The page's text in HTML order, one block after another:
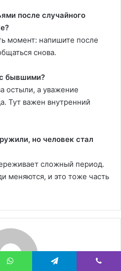
после случайного
момент: напишите после
снова.
бывшими?
остыли, а уважение
Тут важен внутренний
но человек стал
сложный период.
меняются, и это тоже часть